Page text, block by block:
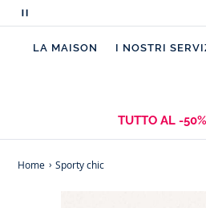
Metti
pausa
LA MAISON I NOSTRI
TUTTO AL -50%
Home Sporty chic